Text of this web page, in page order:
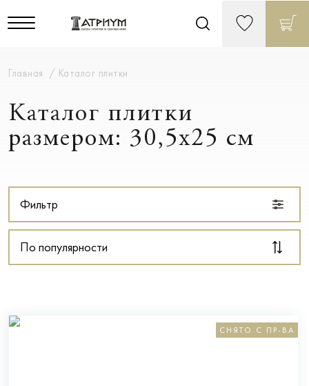
Главная Каталог плитки
Каталог плитки
размером: 30,5x25 см
Фильтр
По популярности
СНЯТО С ПР-ВА